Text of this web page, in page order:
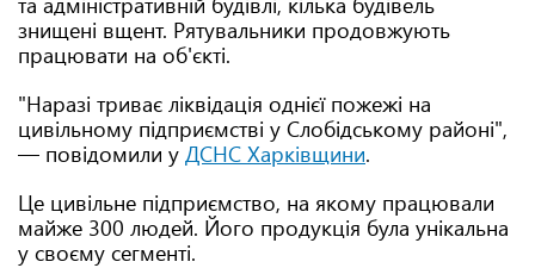
знищені вщент. Рятувальники продовжують
працювати на об'єкті.
"Наразі триває ліквідація однієї пожежі на
цивільному підприємстві у Слобідському районі",
— повідомили у ДСНС Харківщини.
Це цивільне підприємство, на якому працювали
майже 300 людей. Його продукція була унікальна
у своєму сегменті.